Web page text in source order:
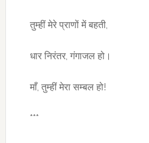
तुम्हीं मेरे प्राणों में बहती,
धार निरंतर, गंगाजल हो।
माँ, तुम्हीं मेरा सम्बल हो!
***